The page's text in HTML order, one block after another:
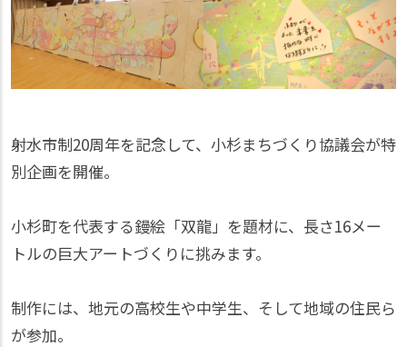
射水市制20周年を記念して、小杉まちづくり協議会が特
別企画を開催。
小杉町を代表する鏝絵「双龍」を題材に、長さ16メー
トルの巨大アートづくりに挑みます。
制作には、地元の高校生や中学生、そして地域の住民ら
が参加。